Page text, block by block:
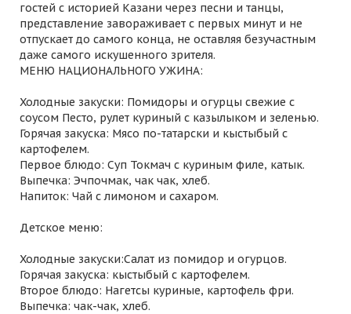
гостей с историей Казани через песни и танцы,
представление завораживает с первых минут и не
отпускает до самого конца, не оставляя безучастным
даже самого искушенного зрителя.
МЕНЮ НАЦИОНАЛЬНОГО УЖИНА:
Холодные закуски: Помидоры и огурцы свежие с
соусом Песто, рулет куриный с казылыком и зеленью.
Горячая закуска: Мясо по-татарски и кыстыбый с
картофелем.
Первое блюдо: Суп Токмач с куриным филе, катык.
Выпечка: Эчпочмак, чак чак, хлеб.
Напиток: Чай с лимоном и сахаром.
Детское меню:
Холодные закуски:Салат из помидор и огурцов.
Горячая закуска: кыстыбый с картофелем.
Второе блюдо: Нагетсы куриные, картофель фри.
Выпечка: чак-чак, хлеб.